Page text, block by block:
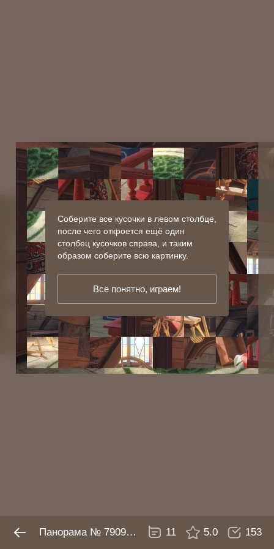
Панорама № 7909446 11 5.0 153
Соберите все кусочки в левом столбце,
после чего откроется ещё один
столбец кусочков справа, и таким
образом соберите всю картинку.
Все понятно, играем!
Панорама № 7909446 11 5.0 153